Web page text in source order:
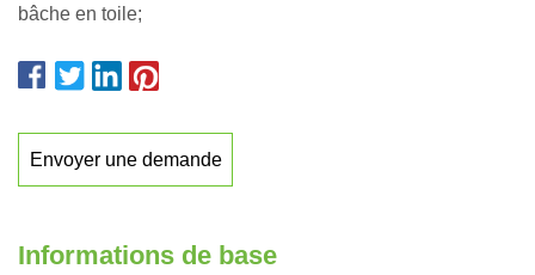
bâche en toile;
Envoyer une demande
Informations de base